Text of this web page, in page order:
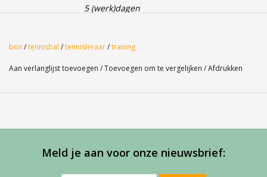
5 (werk)dagen
De Academy-bal is een drukloze bal. Ze uitstekende
club.
box/tennisbal /tennisleraar/traning
Aan verlanglijst toevoegen /Toevoegen om te vergelijken /Afdrukken
Meld je aan voor onze nieuwsbrief: